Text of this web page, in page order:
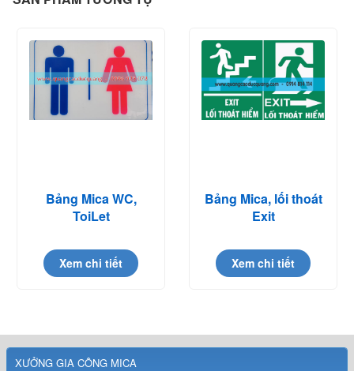
Bảng Mica WC,
ToiLet
Xem chi tiết
Bảng Mica, lối thoát
Exit
Xem chi tiết
XƯỞNG GIA CÔNG MICA